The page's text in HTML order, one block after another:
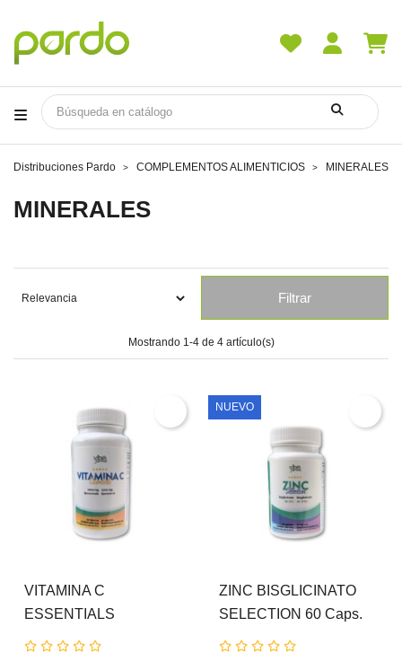
Distribuciones Pardo COMPLEMENTOS ALIMENTICIOS MINERALES
MINERALES
Filtrar
Mostrando 1-4 de 4 artículo(s)
VITAMINA C
ESSENTIALS
Liposomal 90 Caps.
ZINC BISGLICINATO
SELECTION 60 Caps.
VIBEFARMA
NUEVO